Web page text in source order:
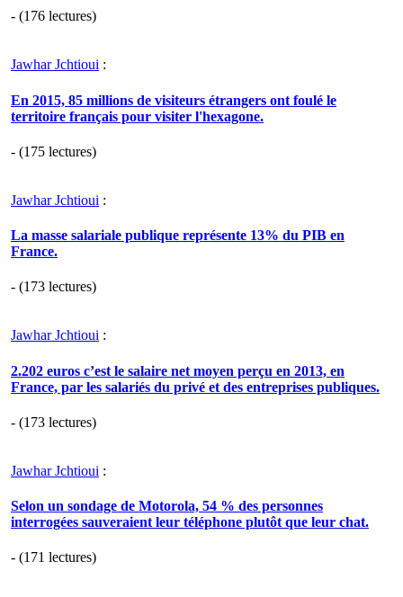
- (176 lectures)
Jawhar Jchtioui :
En 2015, 85 millions de visiteurs étrangers ont foulé le
territoire français pour visiter l'hexagone.
- (175 lectures)
Jawhar Jchtioui :
La masse salariale publique représente 13% du PIB en
France.
- (173 lectures)
Jawhar Jchtioui :
2.202 euros c’est le salaire net moyen perçu en 2013, en
France, par les salariés du privé et des entreprises publiques.
- (173 lectures)
Jawhar Jchtioui :
Selon un sondage de Motorola, 54 % des personnes
interrogées sauveraient leur téléphone plutôt que leur chat.
- (171 lectures)